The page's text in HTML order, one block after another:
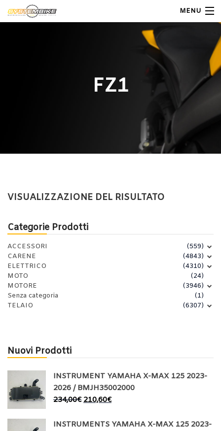
MENU
FZ1
Categorie Prodotti
ACCESSORI
(559)
CARENE
(4843)
ELETTRICO
(4310)
MOTO
(24)
MOTORE
(3946)
Senza categoria
(1)
TELAIO
(6307)
Nuovi Prodotti
INSTRUMENT YAMAHA X-MAX 125 2023-
2026 / BMJH35002000
234,00€ 210,60€
INSTRUMENTS YAMAHA X-MAX 125 2023-
VISUALIZZAZIONE DEL RISULTATO